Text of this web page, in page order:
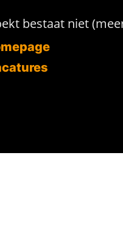
bestaat niet